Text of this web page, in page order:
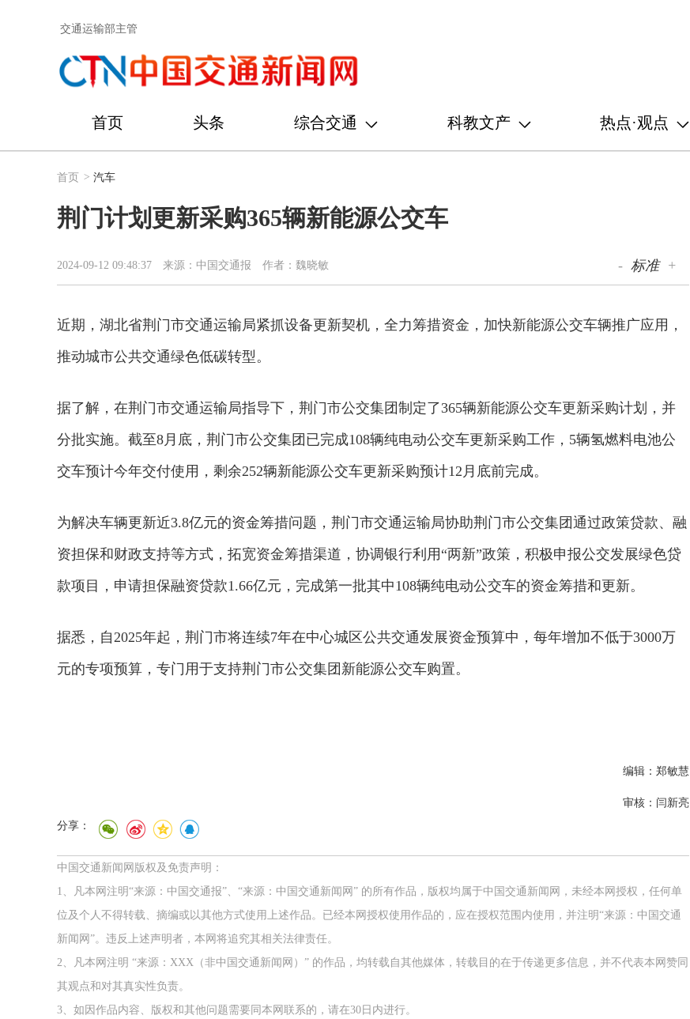
交通运输部主管
首页 头条 综合交通 科教文产 热点·观点
首页 > 汽车
荆门计划更新采购365辆新能源公交车
2024-09-12 09:48:37 来源：中国交通报 作者：魏晓敏 - 标准 +
近期，湖北省荆门市交通运输局紧抓设备更新契机，全力筹措资金，加快新能源公交车辆推广应用，
推动城市公共交通绿色低碳转型。
据了解，在荆门市交通运输局指导下，荆门市公交集团制定了365辆新能源公交车更新采购计划，并
分批实施。截至8月底，荆门市公交集团已完成108辆纯电动公交车更新采购工作，5辆氢燃料电池公
交车预计今年交付使用，剩余252辆新能源公交车更新采购预计12月底前完成。
为解决车辆更新近3.8亿元的资金筹措问题，荆门市交通运输局协助荆门市公交集团通过政策贷款、融
资担保和财政支持等方式，拓宽资金筹措渠道，协调银行利用“两新”政策，积极申报公交发展绿色贷
款项目，申请担保融资贷款1.66亿元，完成第一批其中108辆纯电动公交车的资金筹措和更新。
据悉，自2025年起，荆门市将连续7年在中心城区公共交通发展资金预算中，每年增加不低于3000万
元的专项预算，专门用于支持荆门市公交集团新能源公交车购置。
编辑：郑敏慧
审核：闫新亮
分享：
中国交通新闻网版权及免责声明：
1、凡本网注明“来源：中国交通报”、“来源：中国交通新闻网” 的所有作品，版权均属于中国交通新闻网，未经本网授权，任何单
位及个人不得转载、摘编或以其他方式使用上述作品。已经本网授权使用作品的，应在授权范围内使用，并注明“来源：中国交通
新闻网”。违反上述声明者，本网将追究其相关法律责任。
2、凡本网注明 “来源：XXX（非中国交通新闻网）” 的作品，均转载自其他媒体，转载目的在于传递更多信息，并不代表本网赞同
其观点和对其真实性负责。
3、如因作品内容、版权和其他问题需要同本网联系的，请在30日内进行。